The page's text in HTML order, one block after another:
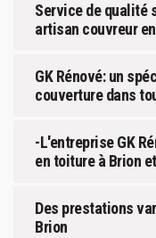
Service de qualité
artisan couvreur
GK Rénové: un
couverture dans
-L'entreprise GK
en toiture à Brion
Des prestations
Brion